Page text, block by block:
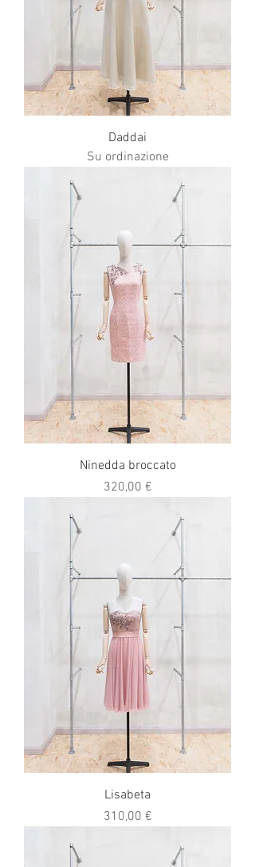
Daddai
Su ordinazione
Ninedda broccato
Prezzo
320,00 €
Lisabeta
Prezzo
310,00 €